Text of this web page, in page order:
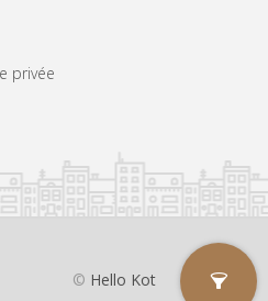
privée
© Hello Kot